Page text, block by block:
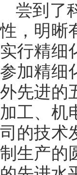
尝到了
性，明晰
实行精细
参加精细
外先进的
加工、机
司的技术
制生产的